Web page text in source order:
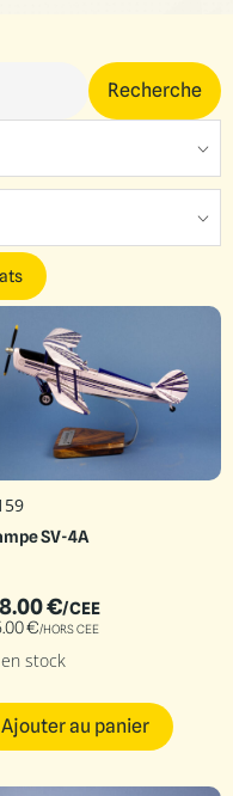
Recherche
SV-4A
€/CEE
€/HORS CEE
stock
Ajouter au panier